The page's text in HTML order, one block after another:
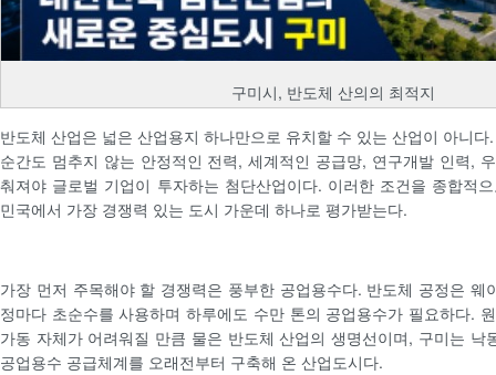
구미시, 반도체 산의의 최적지
반도체 산업은 넓은 산업용지 하나만으로 유치할 수 있는 산업이 아니
순간도 멈추지 않는 안정적인 전력, 세계적인 공급망, 연구개발 인력,
춰져야 글로벌 기업이 투자하는 첨단산업이다. 이러한 조건을 종합적
민국에서 가장 경쟁력 있는 도시 가운데 하나로 평가받는다.
가장 먼저 주목해야 할 경쟁력은 풍부한 공업용수다. 반도체 공정은 웨
정마다 초순수를 사용하며 하루에도 수만 톤의 공업용수가 필요하다.
가동 자체가 어려워질 만큼 물은 반도체 산업의 생명선이며, 구미는 낙
공업용수 공급체계를 오래전부터 구축해 온 산업도시다.